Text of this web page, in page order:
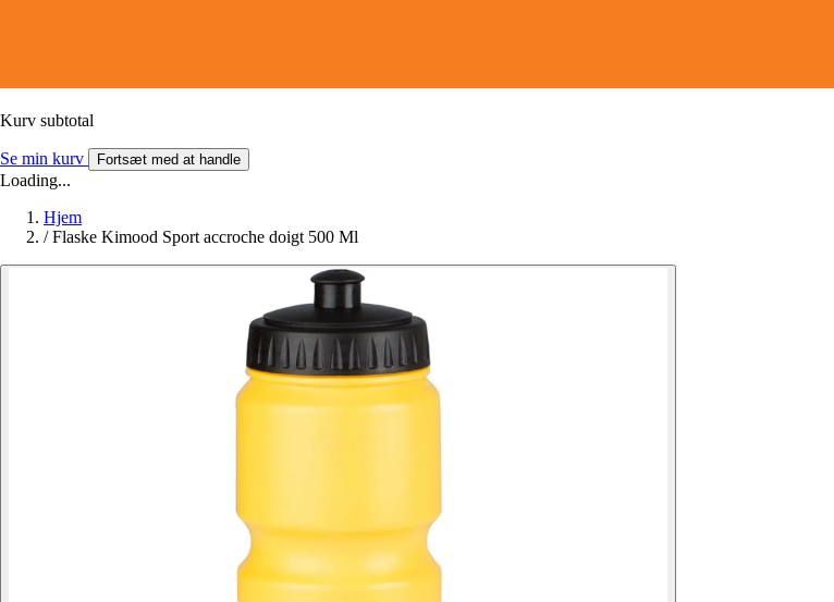
Kurv subtotal
Se min kurv Fortsæt med at handle
Loading...
Hjem
/ Flaske Kimood Sport accroche doigt 500 Ml